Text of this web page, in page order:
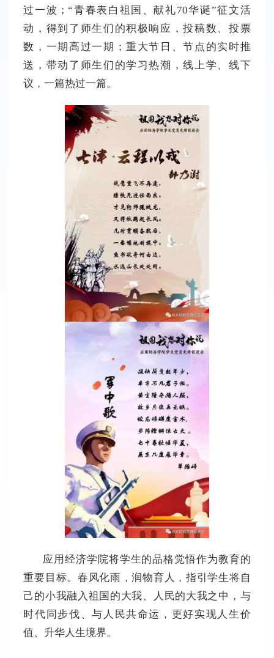
过一波；“青春表白祖国、献礼70华诞”征文活
动，得到了师生们的积极响应，投稿数、投票
数，一期高过一期；重大节日、节点的实时推
送，带动了师生们的学习热潮，线上学、线下
议，一篇热过一篇。
应用经济学院将学生的品格觉悟作为教育的
重要目标。春风化雨，润物育人，指引学生将自
己的小我融入祖国的大我、人民的大我之中，与
时代同步伐、与人民共命运，更好实现人生价
值、升华人生境界。